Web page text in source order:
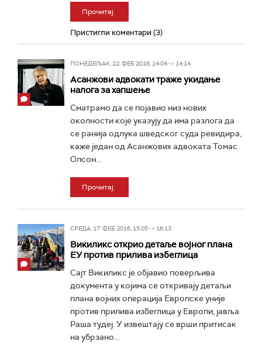
Прочитај
Пристигли коментари (3)
ПОНЕДЕЉАК, 22. ФЕБ 2016, 14:04 -> 14:14
Асанжови адвокати траже укидање
налога за хапшење
Сматрамо да се појавио низ нових
околности које указују да има разлога да
се ранија одлука шведског суда ревидира,
каже један од Асанжових адвоката Томас
Олсон...
Прочитај
СРЕДА, 17. ФЕБ 2016, 15:05 -> 16:13
Викиликс открио детаље војног плана
ЕУ против прилива избеглица
Сајт Викиликс је објавио поверљива
документа у којима се откривају детаљи
плана војних операција Европске уније
против прилива избеглица у Европи, јавља
Раша тудеј. У извештају се врши притисак
на убрзано...